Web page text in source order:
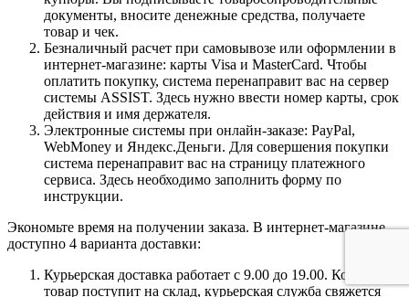
документы, вносите денежные средства, получаете
товар и чек.
Безналичный расчет при самовывозе или оформлении в
интернет-магазине: карты Visa и MasterCard. Чтобы
оплатить покупку, система перенаправит вас на сервер
системы ASSIST. Здесь нужно ввести номер карты, срок
действия и имя держателя.
Электронные системы при онлайн-заказе: PayPal,
WebMoney и Яндекс.Деньги. Для совершения покупки
система перенаправит вас на страницу платежного
сервиса. Здесь необходимо заполнить форму по
инструкции.
Экономьте время на получении заказа. В интернет-магазине
доступно 4 варианта доставки:
Курьерская доставка работает с 9.00 до 19.00. Когда
товар поступит на склад, курьерская служба свяжется